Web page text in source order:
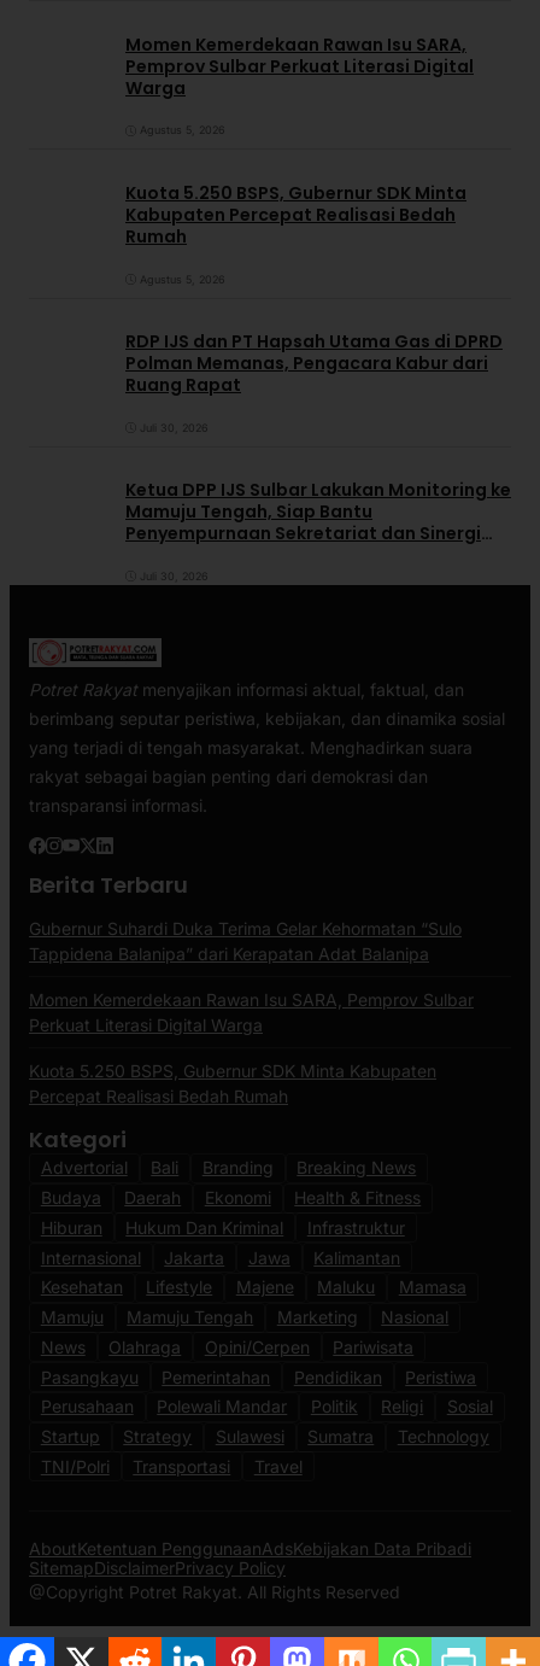
Momen Kemerdekaan Rawan Isu SARA,
Pemprov Sulbar Perkuat Literasi Digital
Warga
Agustus 5, 2026
Kuota 5.250 BSPS, Gubernur SDK Minta
Kabupaten Percepat Realisasi Bedah
Rumah
Agustus 5, 2026
RDP IJS dan PT Hapsah Utama Gas di DPRD
Polman Memanas, Pengacara Kabur dari
Ruang Rapat
Juli 30, 2026
Ketua DPP IJS Sulbar Lakukan Monitoring ke
Mamuju Tengah, Siap Bantu
Penyempurnaan Sekretariat dan Sinergi
Juli 30, 2026
Potret Rakyatmenyajikan informasi aktual, faktual, dan
berimbang seputar peristiwa, kebijakan, dan dinamika sosial
yang terjadi di tengah masyarakat. Menghadirkan suara
rakyat sebagai bagian penting dari demokrasi dan
transparansi informasi.
Berita Terbaru
Gubernur Suhardi Duka Terima Gelar Kehormatan “Sulo
Tappidena Balanipa” dari Kerapatan Adat Balanipa
Momen Kemerdekaan Rawan Isu SARA, Pemprov Sulbar
Perkuat Literasi Digital Warga
Kuota 5.250 BSPS, Gubernur SDK Minta Kabupaten
Percepat Realisasi Bedah Rumah
Kategori
Advertorial Bali Branding
Breaking News
Budaya
Daerah Ekonomi
Health & Fitness
Hiburan
Hukum Dan Kriminal
Infrastruktur
Internasional
Jakarta Jawa
Kalimantan
Kesehatan
Lifestyle Majene Maluku
Mamasa
Mamuju
Mamuju Tengah Marketing
Nasional
News
Olahraga Opini/Cerpen
Pariwisata
Pasangkayu
Pemerintahan Pendidikan
Peristiwa
Perusahaan
Polewali Mandar Politik Religi
Sosial
Startup
Strategy Sulawesi Sumatra
Technology
TNI/Polri
Transportasi Travel
AboutKetentuan PenggunaanAdsKebijakan Data Pribadi
SitemapDisclaimerPrivacy Policy
@Copyright Potret Rakyat. All Rights Reserved